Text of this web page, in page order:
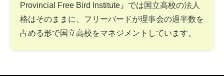
Provincial Free Bird Institute』では国立高校の法人
格はそのままに、フリーバードが理事会の過半数を
占める形で国立高校をマネジメントしています。